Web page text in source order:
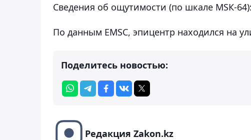
Сведения об ощутимости (по шкале МSК-
По данным EMSC, эпицентр находился на
Поделитесь новостью:
Редакция Zakon.kz